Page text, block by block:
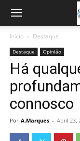
Início Destaque
Destaque Opinião
Há
connosco
Por A.Marques - Abril 23,